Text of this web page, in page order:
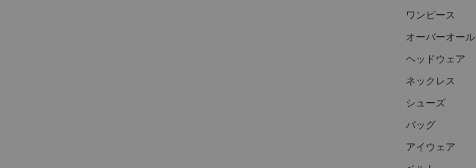
ワンピース
オーバーオール
ヘッドウェア
ネックレス
シューズ
バッグ
アイウェア